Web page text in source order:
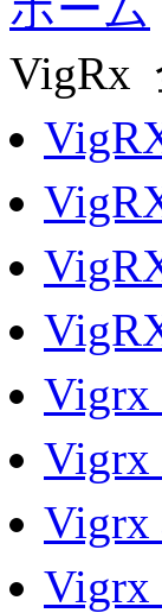
VigRx
Vigrx
Vigrx
Vigrx
Vigrx